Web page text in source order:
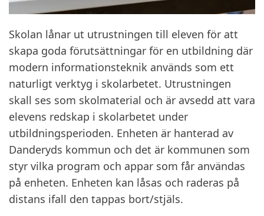
Skolan lånar ut utrustningen till eleven för att
skapa goda förutsättningar för en utbildning där
modern informationsteknik används som ett
naturligt verktyg i skolarbetet. Utrustningen
skall ses som skolmaterial och är avsedd att vara
elevens redskap i skolarbetet under
utbildningsperioden. Enheten är hanterad av
Danderyds kommun och det är kommunen som
styr vilka program och appar som får användas
på enheten. Enheten kan låsas och raderas på
distans ifall den tappas bort/stjäls.